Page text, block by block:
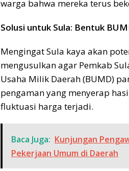
warga bahwa mereka terus
Solusi untuk Sula: Bentuk
Mengingat Sula kaya akan
mengusulkan agar Pemkab
Usaha Milik Daerah (BUMD)
pengaman yang menyerap
fluktuasi harga terjadi.
Baca Juga: Kunjungan
Pekerjaan Umum di Daerah